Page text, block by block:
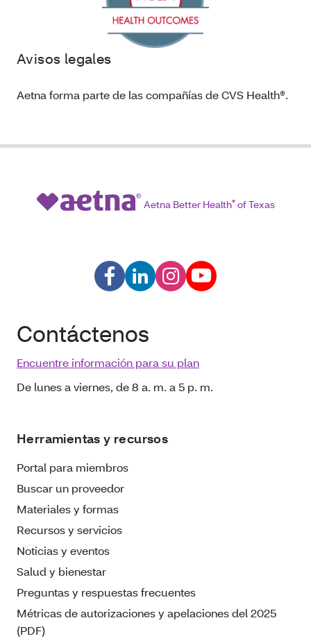
Avisos legales
Aetna forma parte de las compañías de CVS Health®.
Aetna Better Health®of Texas
Contáctenos
Encuentre información para su plan
De lunes a viernes, de 8 a. m. a 5 p. m.
Herramientas y recursos
Portal para miembros
Buscar un proveedor
Materiales y formas
Recursos y servicios
Noticias y eventos
Salud y bienestar
Preguntas y respuestas frecuentes
Métricas de autorizaciones y apelaciones del 2025
(PDF)